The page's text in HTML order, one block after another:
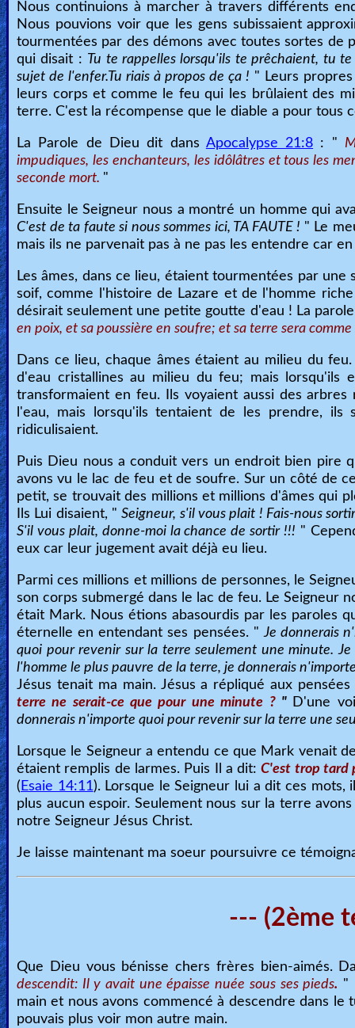
Nous continuions à marcher à travers différents
Nous pouvions voir que les gens subissaient
tourmentées par des démons avec toutes sortes de
qui disait : Tu te rappelles lorsqu'ils te prêchaient, tu
sujet de l'enfer.Tu riais à propos de ça ! " Leurs
leurs corps et comme le feu qui les brûlaient des
terre. C'est la récompense que le diable a pour tous
La Parole de Dieu dit dans Apocalypse 21:8 : "
impudiques, les enchanteurs, les idôlâtres et tous les
seconde mort. "
Ensuite le Seigneur nous a montré un homme qui
C'est de ta faute si nous sommes ici, TA FAUTE ! " Le
mais ils ne parvenait pas à ne pas les entendre car
Les âmes, dans ce lieu, étaient tourmentées par
soif, comme l'histoire de Lazare et de l'homme
désirait seulement une petite goutte d'eau ! La
en poix, et sa poussière en soufre; et sa terre sera
Dans ce lieu, chaque âmes étaient au milieu du
d'eau cristallines au milieu du feu; mais lorsqu'ils
transformaient en feu. Ils voyaient aussi des
l'eau, mais lorsqu'ils tentaient de les prendre,
ridiculisaient.
Puis Dieu nous a conduit vers un endroit bien pire
avons vu le lac de feu et de soufre. Sur un côté de
petit, se trouvait des millions et millions d'âmes qui
Ils Lui disaient, "Seigneur, s'il vous plait ! Fais-nous
S'il vous plait, donne-moi la chance de sortir !!! "
eux car leur jugement avait déjà eu lieu.
Parmi ces millions et millions de personnes, le
son corps submergé dans le lac de feu. Le Seigneur
était Mark. Nous étions abasourdis par les paroles
éternelle en entendant ses pensées. "Je donnerais
quoi pour revenir sur la terre seulement une minute.
l'homme le plus pauvre de la terre, je donnerais
Jésus tenait ma main. Jésus a répliqué aux
terre ne serait-ce que pour une minute ? " D'une
donnerais n'importe quoi pour revenir sur la terre une
Lorsque le Seigneur a entendu ce que Mark venait
étaient remplis de larmes. Puis Il a dit:C'est trop tard
( Esaie 14:11). Lorsque le Seigneur lui a dit ces
plus aucun espoir. Seulement nous sur la terre
notre Seigneur Jésus Christ.
Je laisse maintenant ma soeur poursuivre ce
--- (2ème
Que Dieu vous bénisse chers frères bien-aimés.
descendit: Il y avait une épaisse nuée sous ses pieds. "
main et nous avons commencé à descendre dans
pouvais plus voir mon autre main.